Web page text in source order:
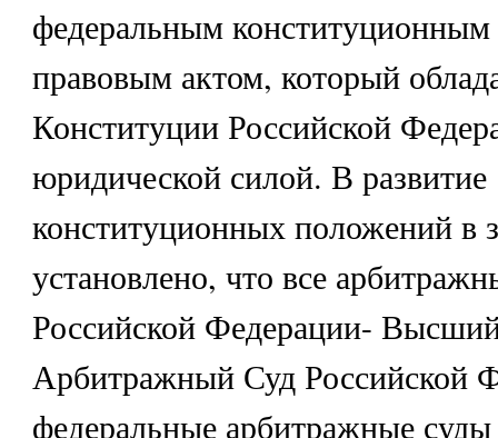
федеральным конституционным
правовым актом, который
Конституции Российской
юридической силой. В развитие
конституционных положений в
установлено, что все
Российской Федерации-
Арбитражный Суд Российской
федеральные арбитражные